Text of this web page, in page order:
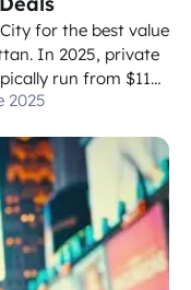
for the best value
In 2025, private
run from $110
midweek stays.
2025